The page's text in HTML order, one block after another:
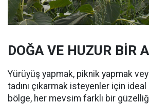
DOĞA VE HUZUR BİR
Yürüyüş yapmak, piknik yapmak
tadını çıkarmak isteyenler için
bölge, her mevsim farklı bir